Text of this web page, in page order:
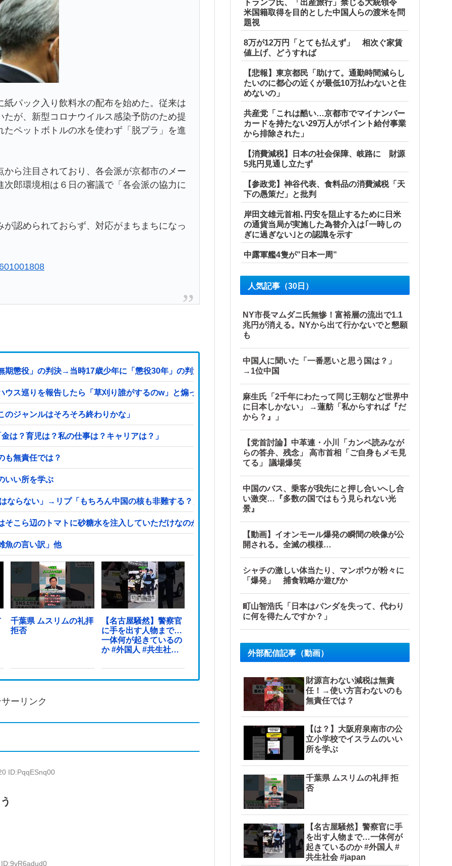
パック入り飲料水の配布を始めた。従来は
が、新型コロナウイルス感染予防のため提
ペットボトルの水を使わず「脱プラ」を進
ら注目されており、各会派が京都市のメー
郎環境相は６日の審議で「各会派の協力に
認められておらず、対応がまちまちになっ
期懲役」の判決→当時17歳少年に「懲役30年」の判決
ウス巡りを報告したら「草刈り誰がするのw」と煽ってきたので…旦那が放った「一言」に義母オロオロｗｗ←嫌味を逆手
ジャンルはそろそろ終わりかな」
は？育児は？私の仕事は？キャリアは？」
も無責任では？
いい所を学ぶ
ならない」→リプ「もちろん中国の核も非難する？」→即ブロック
こら辺のトマトに砂糖水を注入していただけなのが判明して大問題にw
魚の言い訳」他
千葉県 ムスリムの礼拝
拒否
【名古屋騒然】警察官
に手を出す人物まで…
一体何が起きているの
か #外国人 #共生社会
ーリンク
ID:PqqESnq00
トランプ氏、「出産旅行」禁じる大統領令
米国籍取得を目的とした中国人らの渡米を問
題視
8万が12万円「とても払えず」 相次ぐ家賃
値上げ、どうすれば
【悲報】東京都民「助けて。通勤時間減らし
たいのに都心の近くが最低10万払わないと住
めないの」
共産党「これは酷い…京都市でマイナンバー
カードを持たない29万人がポイント給付事業
から排除された」
【消費減税】日本の社会保障、岐路に 財源
5兆円見通し立たず
【参政党】神谷代表、食料品の消費減税「天
下の愚策だ」と批判
岸田文雄元首相､円安を阻止するために日米
の通貨当局が実施した為替介入は｢一時しの
ぎに過ぎない｣との認識を示す
中露軍艦4隻が”日本一周”
人気記事（30日）
NY市長マムダニ氏無惨！富裕層の流出で1.1
兆円が消える。NYから出て行かないでと懇願
も
中国人に聞いた「一番悪いと思う国は？」
→1位中国
麻生氏「2千年にわたって同じ王朝など世界中
に日本しかない」 →蓮舫「私からすれば『だ
から？』」
【党首討論】中革連・小川「カンペ読みなが
らの答弁、残念」 高市首相「ご自身もメモ見
てる」 議場爆笑
中国のバス、乗客が我先にと押し合いへし合
い激突…『多数の国ではもう見られない光
景』
【動画】イオンモール爆発の瞬間の映像が公
開される。全滅の模様…
シャチの激しい体当たり、マンボウが粉々に
「爆発」 捕食戦略か遊びか
町山智浩氏「日本はパンダを失って、代わり
に何を得たんですか？」
外部配信記事（動画）
財源言わない減税は無責
任！→使い方言わないのも
無責任では？
【は？】大阪府泉南市の公
立小学校でイスラムのいい
所を学ぶ
千葉県 ムスリムの礼拝 拒
否
【名古屋騒然】警察官に手
を出す人物まで…一体何が
起きているのか #外国人 #
共生社会 #japan